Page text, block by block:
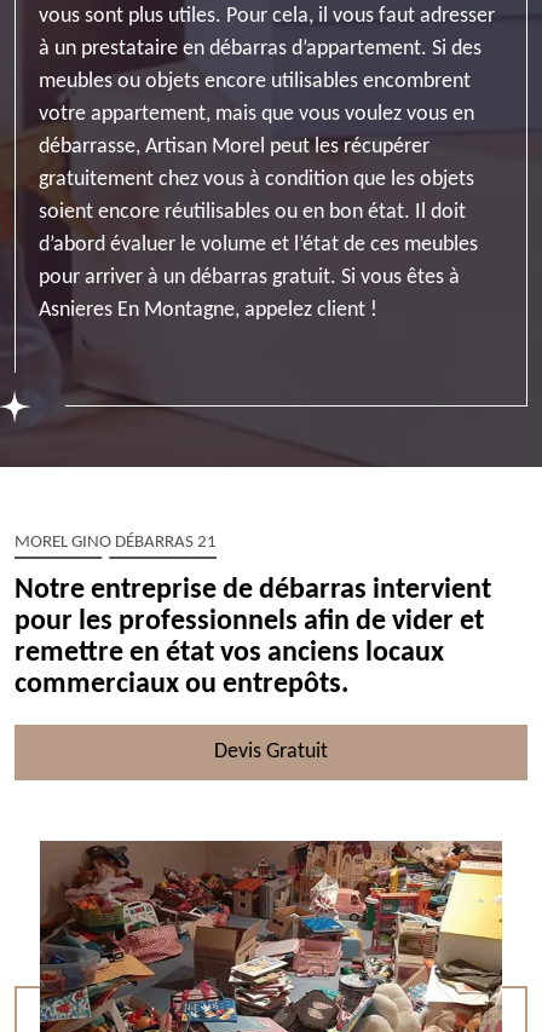
vous sont plus utiles. Pour cela, il vous faut adresser
à un prestataire en débarras d’appartement. Si des
meubles ou objets encore utilisables encombrent
votre appartement, mais que vous voulez vous en
débarrasse, Artisan Morel peut les récupérer
gratuitement chez vous à condition que les objets
soient encore réutilisables ou en bon état. Il doit
d’abord évaluer le volume et l’état de ces meubles
pour arriver à un débarras gratuit. Si vous êtes à
Asnieres En Montagne, appelez client !
MOREL GINO DÉBARRAS 21
Notre entreprise de débarras intervient
pour les professionnels afin de vider et
remettre en état vos anciens locaux
commerciaux ou entrepôts.
Devis Gratuit